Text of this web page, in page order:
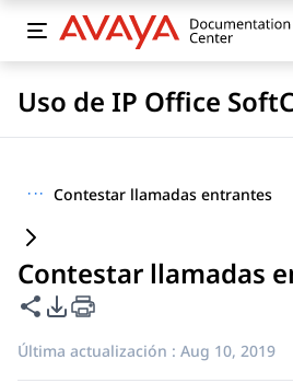
Uso de IP Office
··· Contestar llamadas entrantes
Contestar llamadas
Compartir esta página
Opciones de exportación
Última actualización : Aug 10, 2019